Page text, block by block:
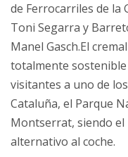
de Ferrocarriles de la
Toni Segarra y
Manel Gasch.El
totalmente sostenible
visitantes a uno de
Cataluña, el Parque
Montserrat, siendo
alternativo al coche.